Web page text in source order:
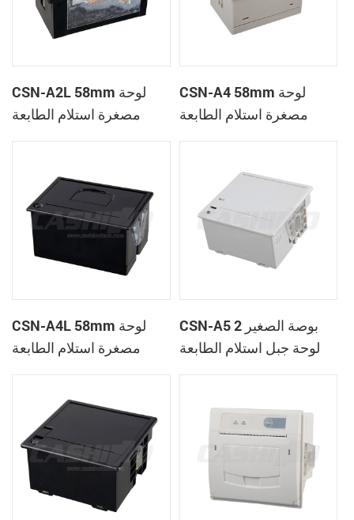
CSN-A2L 58mm لوحة
مصغرة استلام الطابعة
CSN-A4 58mm لوحة
مصغرة استلام الطابعة
CSN-A4L 58mm لوحة
مصغرة استلام الطابعة
CSN-A5 2 بوصة الصغير
لوحة جبل استلام الطابعة